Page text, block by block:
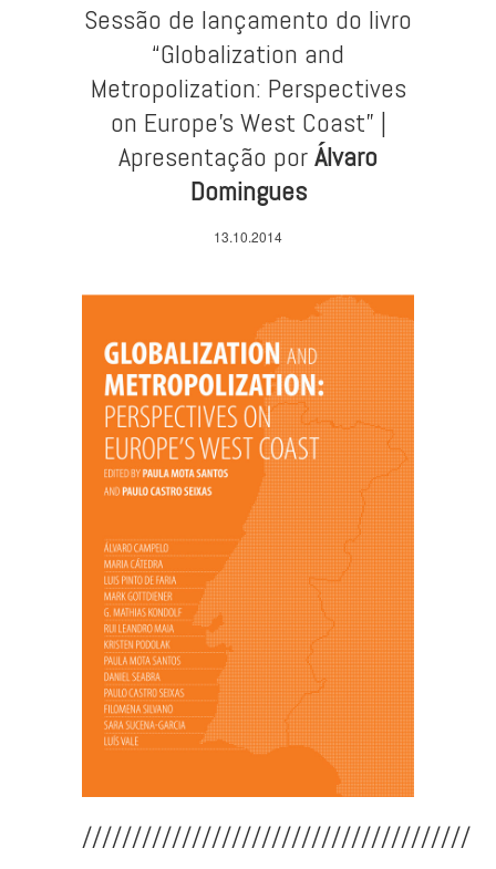
Sessão de lançamento do livro
“Globalization and
Metropolization: Perspectives
on Europe’s West Coast” |
Apresentação porÁlvaro
Domingues
13.10.2014
///////////////////////////////////////